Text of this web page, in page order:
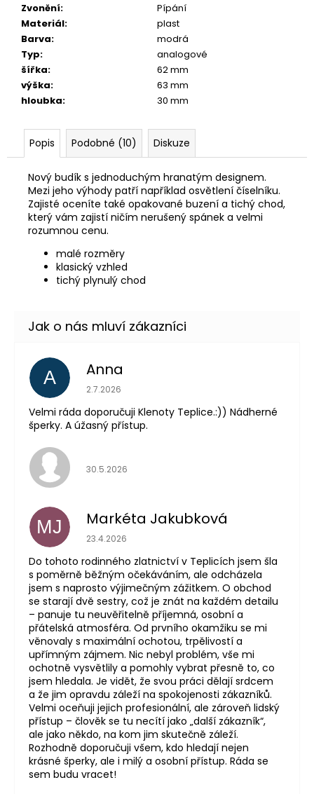
Zvonění:
Pípání
Materiál:
plast
Barva:
modrá
Typ:
analogové
šířka:
62 mm
výška:
63 mm
hloubka: 30 mm
Popis Podobné (10) Diskuze
Nový budík s jednoduchým hranatým designem.
Mezi jeho výhody patří například osvětlení číselníku.
Zajisté oceníte také opakované buzení a tichý chod,
který vám zajistí ničím nerušený spánek a velmi
rozumnou cenu.
malé rozměry
klasický vzhled
tichý plynulý chod
A Anna
Hodnocení obchodu je 5 z 5 hvězdiček.
2.7.2026
Velmi ráda doporučuji Klenoty Teplice.:)) Nádherné
šperky. A úžasný přístup.
Hodnocení obchodu je 5 z 5 hvězdiček.
30.5.2026
MJ Markéta Jakubková
Hodnocení obchodu je 5 z 5 hvězdiček.
23.4.2026
Do tohoto rodinného zlatnictví v Teplicích jsem šla
s poměrně běžným očekáváním, ale odcházela
jsem s naprosto výjimečným zážitkem. O obchod
se starají dvě sestry, což je znát na každém detailu
– panuje tu neuvěřitelně příjemná, osobní a
přátelská atmosféra. Od prvního okamžiku se mi
věnovaly s maximální ochotou, trpělivostí a
upřímným zájmem. Nic nebyl problém, vše mi
ochotně vysvětlily a pomohly vybrat přesně to, co
jsem hledala. Je vidět, že svou práci dělají srdcem
a že jim opravdu záleží na spokojenosti zákazníků.
Velmi oceňuji jejich profesionální, ale zároveň lidský
přístup – člověk se tu necítí jako „další zákazník“,
ale jako někdo, na kom jim skutečně záleží.
Rozhodně doporučuji všem, kdo hledají nejen
krásné šperky, ale i milý a osobní přístup. Ráda se
sem budu vracet!